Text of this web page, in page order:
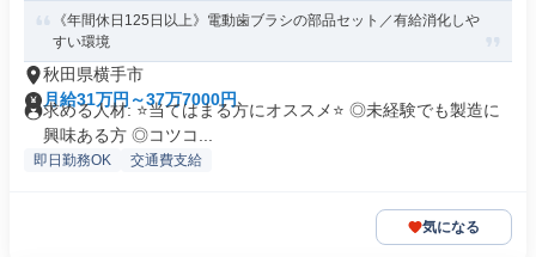
《年間休日125日以上》電動歯ブラシの部品セット／有給消化しや
すい環境
秋田県横手市
月給31万円～37万7000円
求める人材: ⭐️当てはまる方にオススメ⭐️ ◎未経験でも製造に
興味ある方 ◎コツコ...
即日勤務OK 交通費支給
気になる